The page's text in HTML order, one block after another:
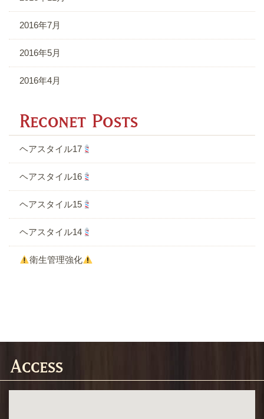
2016年7月
2016年5月
2016年4月
ヘアスタイル17
ヘアスタイル16
ヘアスタイル15
ヘアスタイル14
衛生管理強化